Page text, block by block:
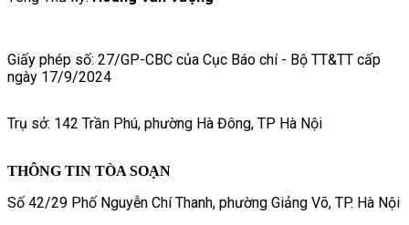
Giấy phép số: 27/GP-CBC của Cục Báo chí - Bộ TT&TT cấp
ngày 17/9/2024
Trụ sở: 142 Trần Phú, phường Hà Đông, TP Hà Nội
THÔNG TIN TÒA SOẠN
Số 42/29 Phố Nguyễn Chí Thanh, phường Giảng Võ, TP. Hà Nội